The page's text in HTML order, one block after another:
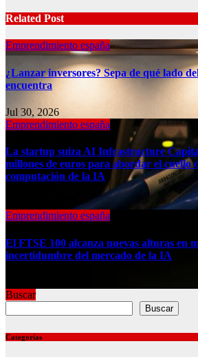
Related Post
Emprendimiento españa
¿Lanzar inversores? Sepa de qué lado
encuentra
Jul 30, 2026
Emprendimiento españa
La startup suiza AI Infrastructure
millones de euros para abordar el cuello
computación de la IA
Emprendimiento españa
El FTSE 100 alcanza nuevas alturas en
incertidumbre del mercado de la IA
Buscar
Buscar
Categorías